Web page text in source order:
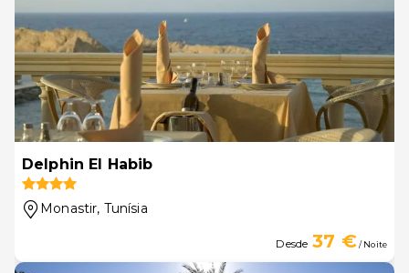
Delphin El Habib
Monastir, Tunísia
Desde 37 €/ Noite